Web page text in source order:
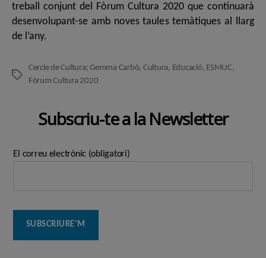
treball conjunt del Fòrum Cultura 2020 que continuarà
desenvolupant-se amb noves taules temàtiques al llarg
de l’any.
Etiquetes
Cercle de Cultura; Gemma Carbó, Cultura, Educació, ESMUC,
Fòrum Cultura 2020
Subscriu-te a la Newsletter
El correu electrònic (obligatori)